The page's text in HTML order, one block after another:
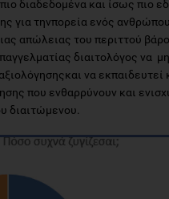
διαδεδομένα και ίσως πιο
για τηνπορεία ενός
απώλειας του περιττού
διαιτολόγος να
να εκπαιδευτεί
που ενθαρρύνουν και
διαιτώμενου.